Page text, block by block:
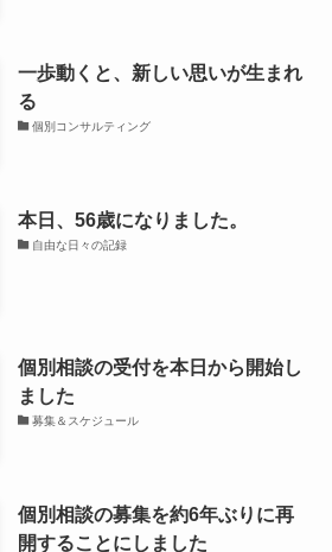
一歩動くと、新しい思いが生まれ
る
個別コンサルティング
本日、56歳になりました。
自由な日々の記録
個別相談の受付を本日から開始し
ました
募集＆スケジュール
個別相談の募集を約6年ぶりに再
開することにしました